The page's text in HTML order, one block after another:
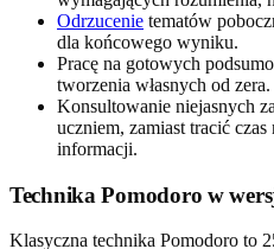
Odrzucenie tematów
dla końcowego wyniku.
Pracę na gotowych
tworzenia własnych od zera.
Konsultowanie niejasnych
uczniem, zamiast tracić
informacji.
Technika Pomodoro w
Klasyczna technika Pomodoro to